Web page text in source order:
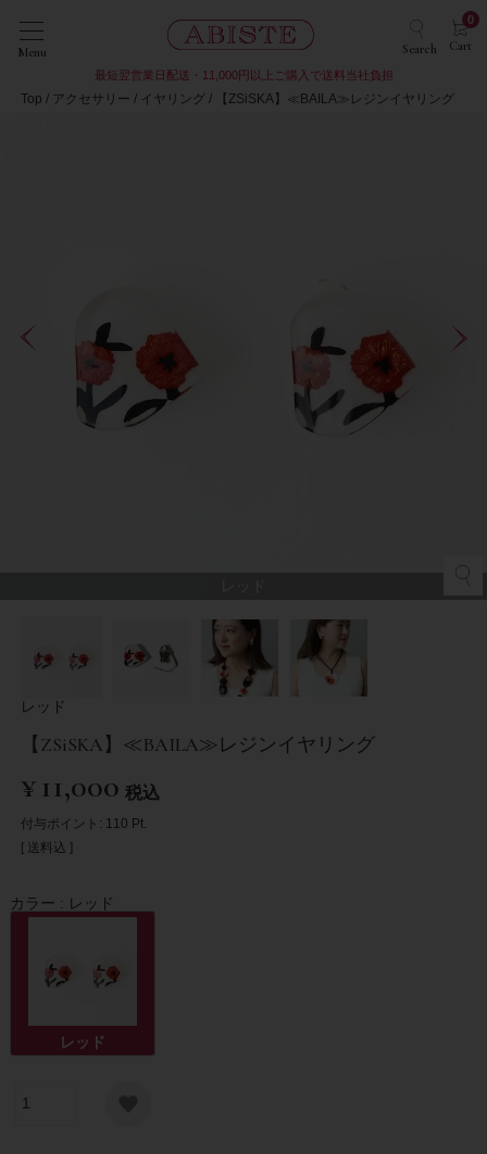
Menu Search Cart
0
最短翌営業日配送・11,000円以上ご購入で送料当社負担
Top アクセサリー イヤリング 【ZSiSKA】≪BAILA≫レジンイヤリング
レッド
【ZSiSKA】≪BAILA≫レジンイヤリング
¥11,000 税込
付与ポイント: 110 Pt.
送料込
カラー レッド
レッド